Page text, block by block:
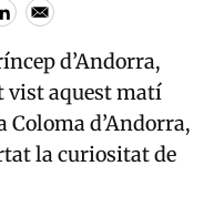
d’Andorra,
vist aquest matí
Coloma d’Andorra,
la curiositat de